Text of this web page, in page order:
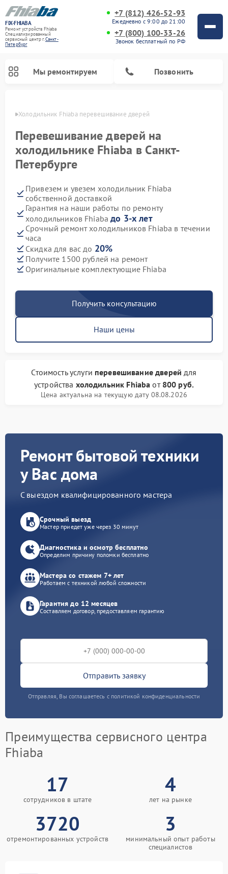
FIX-FHIABA
Ремонт устройств Fhiaba
Специализированный
cервисный центр г.Санкт-
Петербург
+7 (812) 426-52-93
Ежедневно с 9:00 до 21:00
+7 (800) 100-33-26
Звонок бесплатный по РФ
Мы ремонтируем Позвонить
Холодильник Fhiaba перевешивание дверей
Перевешивание дверей на
холодильнике Fhiaba в Санкт-
Петербурге
Привезем и увезем холодильник Fhiaba
собственной доставкой
Гарантия на наши работы по ремонту
холодильников Fhiabaдо 3-х лет
Срочный ремонт холодильников Fhiaba в течении
часа
Скидка для вас до 20%
Получите 1500 рублей на ремонт
Оригинальные комплектующие Fhiaba
Получить консультацию
Наши цены
Стоимость услуги перевешивание дверей для
устройства холодильник Fhiaba от 800 руб.
Цена актуальна на текущую дату 08.08.2026
Ремонт бытовой техники
у Вас дома
С выездом квалифицированного мастера
Срочный выезд
Мастер приедет уже через 30 минут
Диагностика и осмотр бесплатно
Определим причину поломки бесплатно
Мастера со стажем 7+ лет
Работаем с техникой любой сложности
Гарантия до 12 месяцев
Составляем договор, предоставляем гарантию
Отправить заявку
Отправляя, Вы соглашаетесь с политикой конфиденциальности
Преимущества сервисного центра
Fhiaba
17
сотрудников в штате
4
лет на рынке
3720
отремонтированных устройств
3
минимальный опыт работы
специалистов